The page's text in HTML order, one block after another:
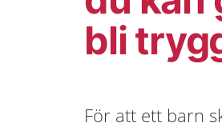
bli
För att ett barn